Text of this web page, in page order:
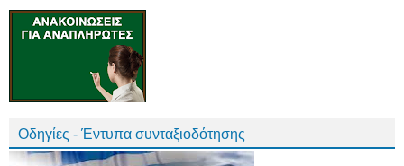
Οδηγίες - Έντυπα συνταξιοδότησης